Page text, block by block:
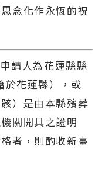
念化作永恆的祝
請人為花蓮縣縣
於花蓮縣），或
）是由本縣殯葬
關開具之證明
者，則酌收新臺